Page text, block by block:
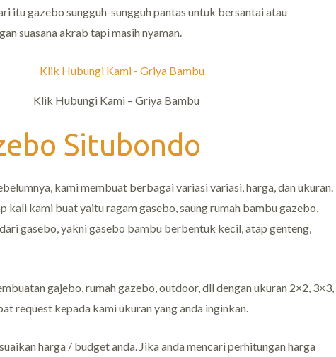
itu gazebo sungguh-sungguh pantas untuk bersantai atau
suasana akrab tapi masih nyaman.
Klik Hubungi Kami – Griya Bambu
Situbondo
kami membuat berbagai variasi variasi, harga, dan ukuran.
kali kami buat yaitu ragam gasebo, saung rumah bambu gazebo,
gasebo, yakni gasebo bambu berbentuk kecil, atap genteng,
gajebo, rumah gazebo, outdoor, dll dengan ukuran 2×2, 3×3,
request kepada kami ukuran yang anda inginkan.
harga / budget anda. Jika anda mencari perhitungan harga